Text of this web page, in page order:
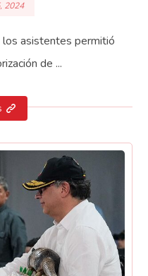
2024
asistentes permitió
de ...